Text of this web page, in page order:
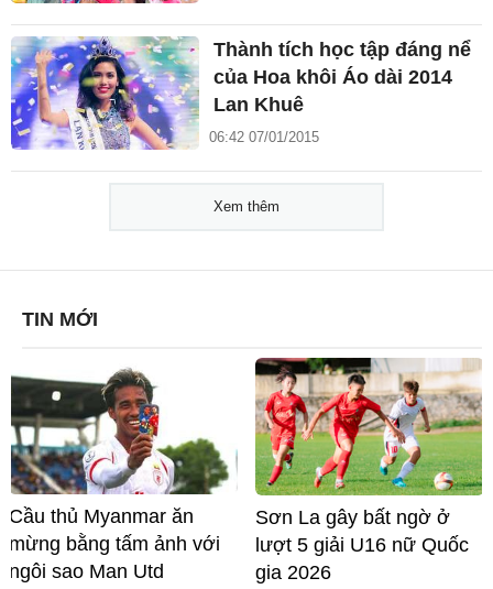
Thành tích học tập đáng nể
của Hoa khôi Áo dài 2014
Lan Khuê
06:42 07/01/2015
Xem thêm
TIN MỚI
Cầu thủ Myanmar ăn
mừng bằng tấm ảnh với
ngôi sao Man Utd
Sơn La gây bất ngờ ở
lượt 5 giải U16 nữ Quốc
gia 2026